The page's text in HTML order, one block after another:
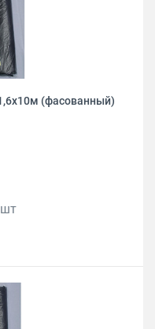
(фасованный)
шт